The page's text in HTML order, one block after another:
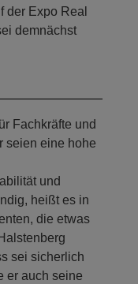
der Expo Real
demnächst
Fachkräfte und
seien eine hohe
und
heißt es in
die etwas
sei sicherlich
er auch seine